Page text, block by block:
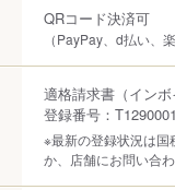
QRコード決済可
（PayPay、d払い、
適格請求書（イン
登録番号：
※最新の登録状況は国
か、店舗にお問い合わ